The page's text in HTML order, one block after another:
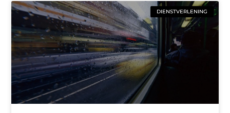
DIENSTVERLENING